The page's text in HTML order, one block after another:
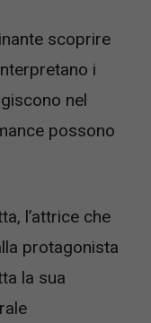
scoprire
i
nel
possono
l’attrice che
protagonista
la sua